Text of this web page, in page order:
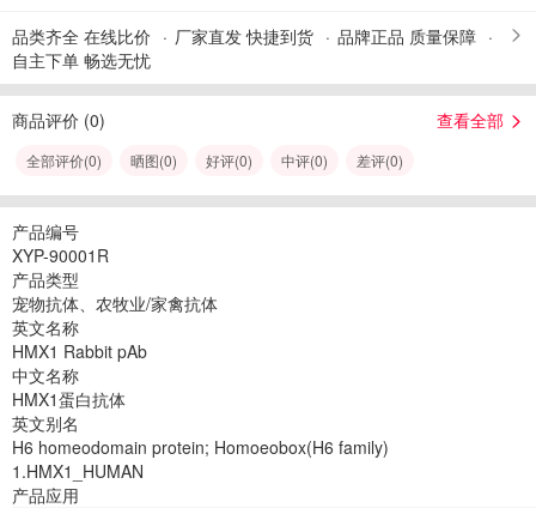
品类齐全 在线比价 厂家直发 快捷到货
品牌正品 质量保障
自主下单 畅选无忧
商品评价 (0) 查看全部
全部评价(0) 晒图(0) 好评(0) 中评(0) 差评(0)
产品编号
XYP-90001R
产品类型
宠物抗体、农牧业/家禽抗体
英文名称
HMX1 Rabbit pAb
中文名称
HMX1蛋白抗体
英文别名
H6 homeodomain protein; Homoeobox(H6 family)
1.HMX1_HUMAN
产品应用